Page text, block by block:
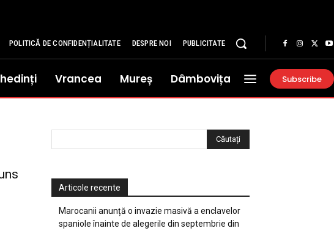
POLITICĂ DE CONFIDENȚIALITATE DESPRE NOI PUBLICITATE
Vrancea Mureș Dâmbovița Subscribe
Articole recente
Marocanii anunță o invazie masivă a enclavelor
spaniole înainte de alegerile din septembrie din